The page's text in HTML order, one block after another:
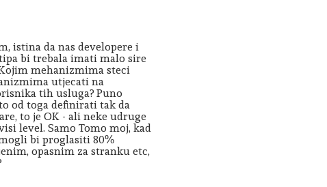
istina da nas developere i
bi trebala imati malo sire
mehanizmima steci
utjecati na
tih usluga? Puno
od toga definirati tak da
to je OK - ali neke udruge
level. Samo Tomo moj, kad
bi proglasiti 80%
opasnim za stranku etc,